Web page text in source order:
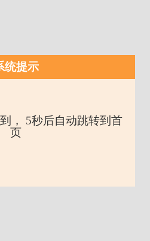
统提示
， 5秒后自动跳转到首
页